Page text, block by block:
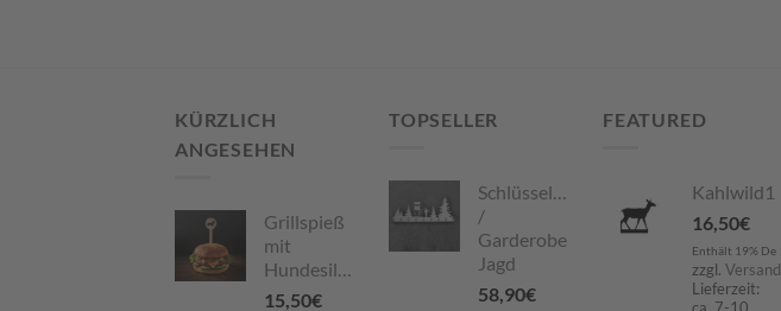
KÜRZLICH
ANGESEHEN
Grillspieß
mit
Hundesilhouette
15,50€
TOPSELLER
Schlüsselboard
/
Garderobe
Jagd
58,90€
FEATURED
Kahlwild1
16,50€
Enthält 19% De
zzgl. Versand
Lieferzeit: